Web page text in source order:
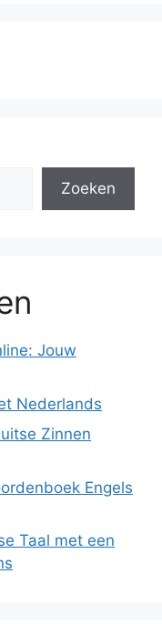
Zoeken
Jouw
Nederlands
Zinnen
Engels
Taal met een